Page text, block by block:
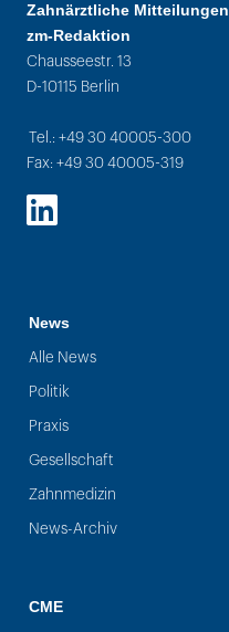
Zahnärztliche Mitteilungen
zm-Redaktion
Chausseestr. 13
D-10115 Berlin
Tel.: +49 30 40005-300
Fax: +49 30 40005-319
LinkedIn
News
Alle News
Politik
Praxis
Gesellschaft
Zahnmedizin
News-Archiv
CME